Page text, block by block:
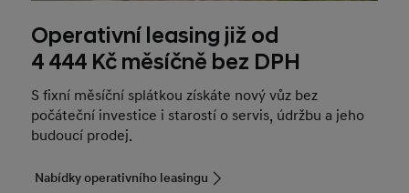
Operativní leasing již od
4 444 Kč měsíčně bez DPH
S fixní měsíční splátkou získáte nový vůz bez
počáteční investice i starostí o servis, údržbu a jeho
budoucí prodej.
Nabídky operativního leasingu